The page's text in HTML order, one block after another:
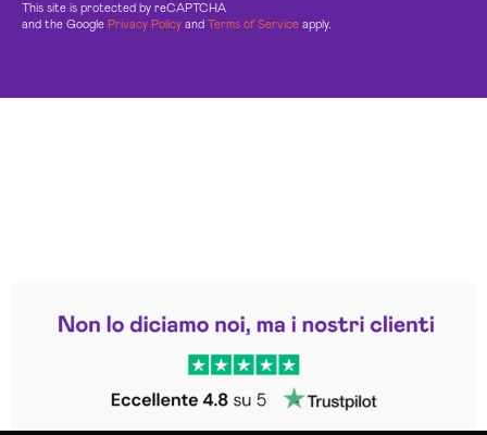
This site is protected by reCAPTCHA
and the Google Privacy Policy and Terms of Service apply.
Trustpilot